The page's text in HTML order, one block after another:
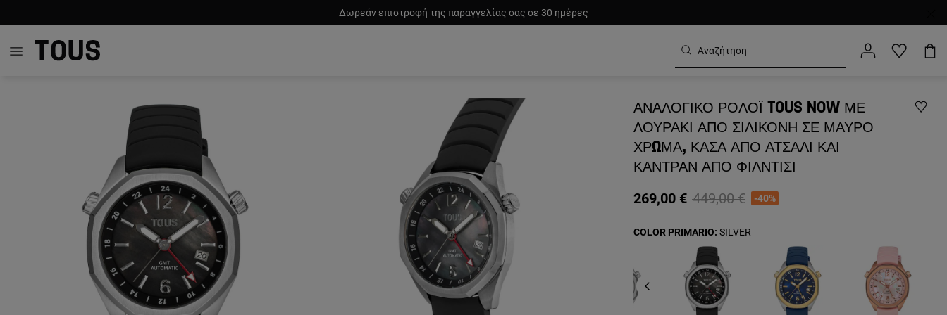
Δωρεάν επιστροφή της παραγγελίας σας σε 30 ημέρες
ΑΝΑΛΟΓΙΚΌ ΡΟΛΌΙ TOUS NOW ΜΕ
ΛΟΥΡΆΚΙ ΑΠΌ ΣΙΛΙΚΌΝΗ ΣΕ ΜΑΎΡΟ
ΧΡΏΜΑ, ΚΆΣΑ ΑΠΌ ΑΤΣΆΛΙ ΚΑΙ
ΚΑΝΤΡΆΝ ΑΠΌ ΦΊΛΝΤΙΣΙ
269,00 € Price reduced from
449,00 €to-40%
COLOR PRIMARIO: SILVER